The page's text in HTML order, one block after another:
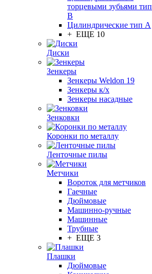
торцевыми зубьями тип
B
Цилиндрические тип А
+ ЕЩЕ 10
Диски
Зенкеры
Зенкеры Weldon 19
Зенкеры к/х
Зенкеры насадные
Зенковки
Коронки по металлу
Ленточные пилы
Метчики
Вороток для метчиков
Гаечные
Дюймовые
Машинно-ручные
Машинные
Трубные
+ ЕЩЕ 3
Плашки
Дюймовые